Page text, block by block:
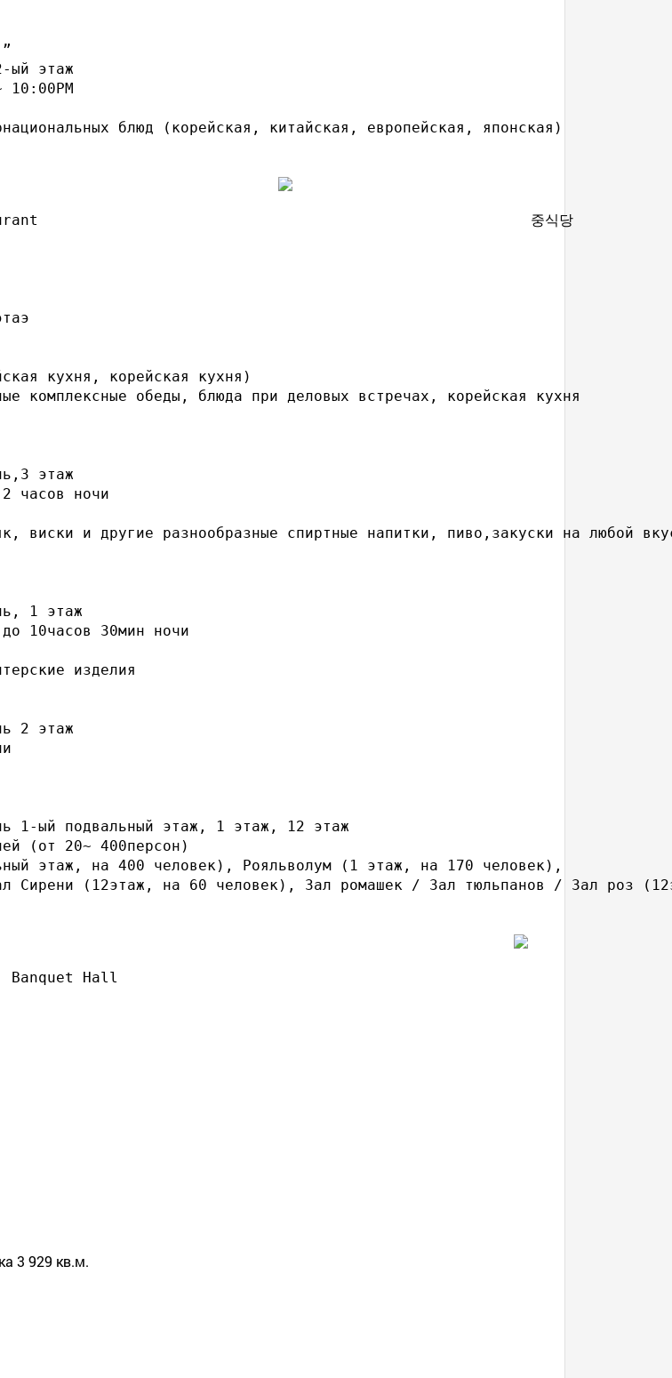
ый этаж
блюд (корейская, китайская, европейская, японская)
중식당
кухня, корейская кухня)
комплексные обеды, блюда при деловых встречах, корейская кухня
этаж
часов ночи
виски и другие разнообразные спиртные напитки, пиво,закуски на любой
1 этаж
10часов 30мин ночи
изделия
2 этаж
1-ый подвальный этаж, 1 этаж, 12 этаж
(от 20~ 400персон)
этаж, на 400 человек), Рояльволум (1 этаж, на 170 человек),
Сирени (12этаж, на 60 человек), Зал ромашек / Зал тюльпанов / Зал роз
Banquet Hall
3 929 кв.м.